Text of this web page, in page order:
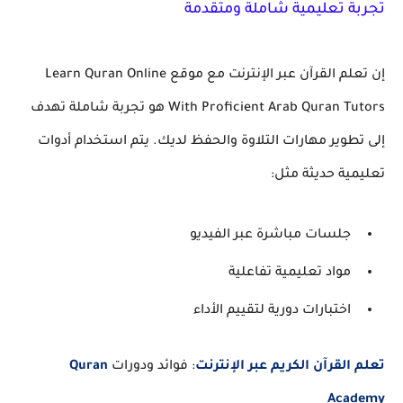
تجربة تعليمية شاملة ومتقدمة
إن تعلم القرآن عبر الإنترنت مع موقع Learn Quran Online
With Proficient Arab Quran Tutors هو تجربة شاملة تهدف
إلى تطوير مهارات التلاوة والحفظ لديك. يتم استخدام أدوات
تعليمية حديثة مثل:
جلسات مباشرة عبر الفيديو
مواد تعليمية تفاعلية
اختبارات دورية لتقييم الأداء
تعلم القرآن الكريم عبر الإنترنت: فوائد ودورات Quran
Academy